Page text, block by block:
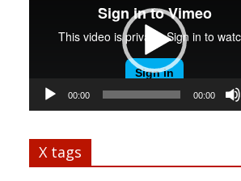
00:00 00:00
X tags